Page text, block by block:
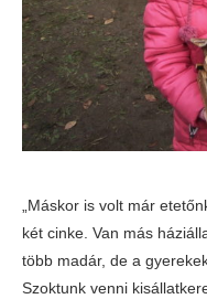
„Máskor is volt már
két cinke. Van más
több madár, de a
Szoktunk venni